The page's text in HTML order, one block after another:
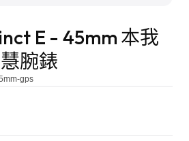
E - 45mm 本我
腕錶
gps